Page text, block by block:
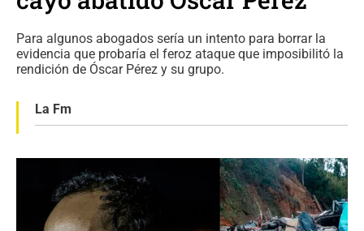
Para algunos abogados sería un intento para borrar la
evidencia que probaría el feroz ataque que imposibilitó la
rendición de Óscar Pérez y su grupo.
La Fm